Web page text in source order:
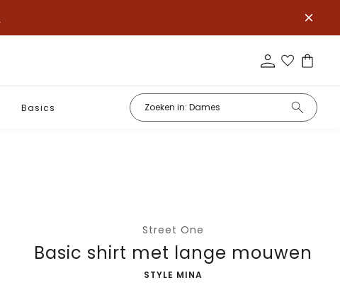
Basics
Street One
Basic shirt met lange mouwen
-
STYLE MINA